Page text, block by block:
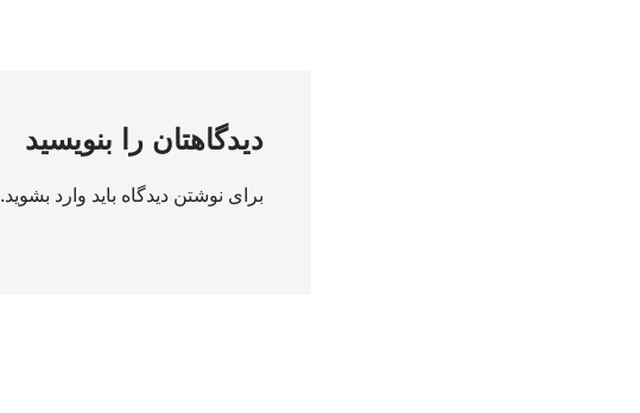
دیدگاهتان را بنویسید
برای نوشتن دیدگاه باید وارد بشوید.